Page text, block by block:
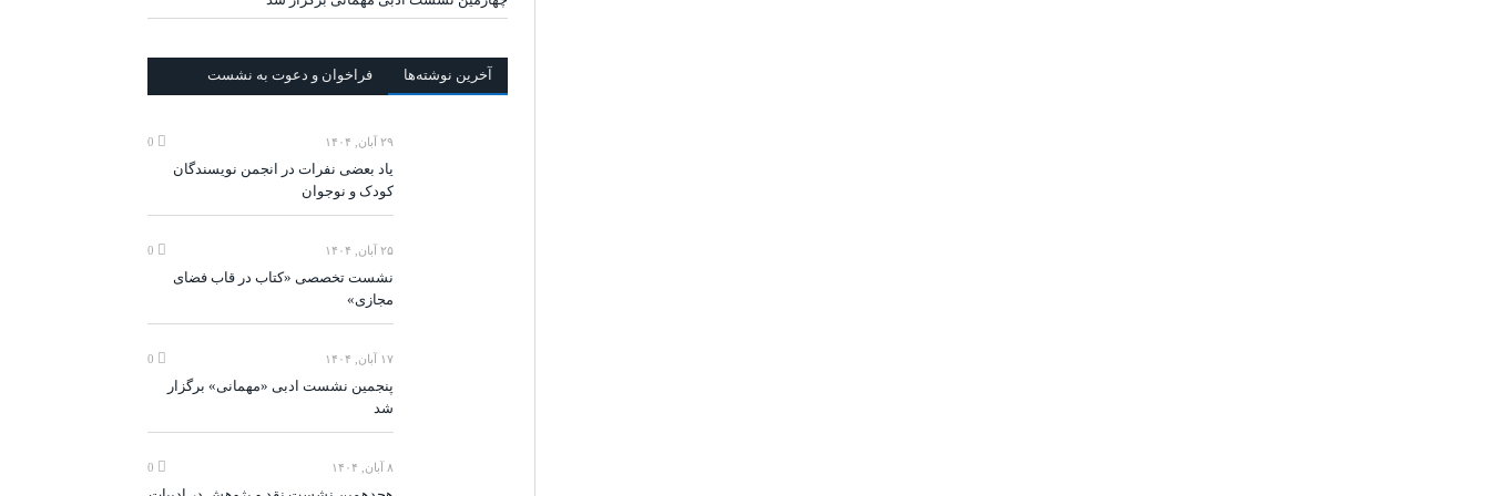
آخرين‌ نوشته‌ها فراخوان و دعوت به نشست
۲۹ آبان, ۱۴۰۴
یاد بعضی نفرات در انجمن نویسندگان
کودک و نوجوان
۲۵ آبان, ۱۴۰۴
نشست تخصصی «کتاب در قاب فضای
مجازی»
۱۷ آبان, ۱۴۰۴
پنجمین نشست ادبی «مهمانی» برگزار
شد
۸ آبان, ۱۴۰۴